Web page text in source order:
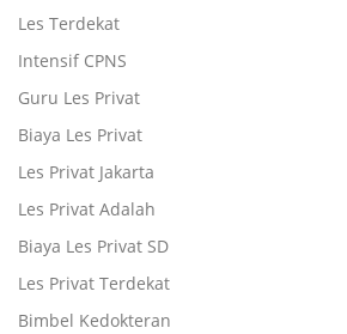
Les Terdekat
Intensif CPNS
Guru Les Privat
Biaya Les Privat
Les Privat Jakarta
Les Privat Adalah
Biaya Les Privat SD
Les Privat Terdekat
Bimbel Kedokteran